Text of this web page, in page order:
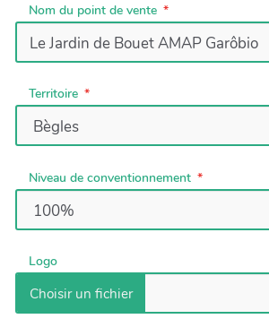
Nom du point de vente
Territoire
Niveau de conventionnement
Logo